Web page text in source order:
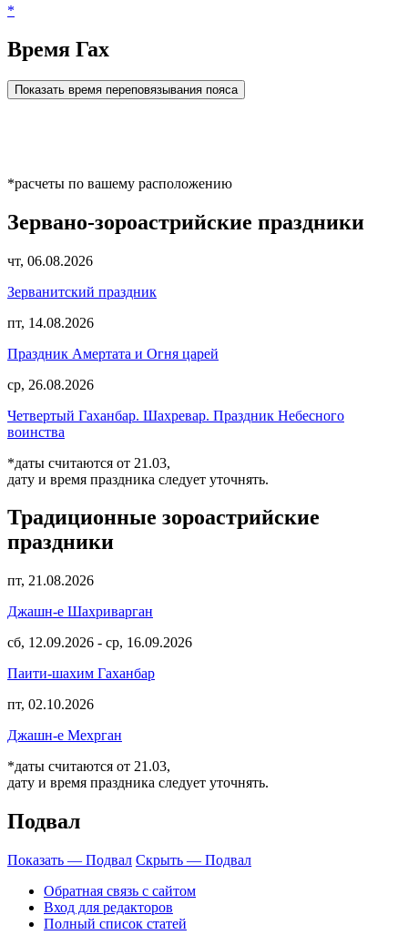
*
Время Гах
Показать время переповязывания пояса
*расчеты по вашему расположению
Зервано-зороастрийские праздники
чт, 06.08.2026
Зерванитский праздник
пт, 14.08.2026
Праздник Амертата и Огня царей
ср, 26.08.2026
Четвертый Гаханбар. Шахревар. Праздник Небесного
воинства
*даты считаются от 21.03,
дату и время праздника следует уточнять.
Традиционные зороастрийские
праздники
пт, 21.08.2026
Джашн-е Шахриварган
сб, 12.09.2026 - ср, 16.09.2026
Паити-шахим Гаханбар
пт, 02.10.2026
Джашн-е Мехрган
*даты считаются от 21.03,
дату и время праздника следует уточнять.
Подвал
Показать — Подвал Скрыть — Подвал
Обратная связь с сайтом
Вход для редакторов
Полный список статей